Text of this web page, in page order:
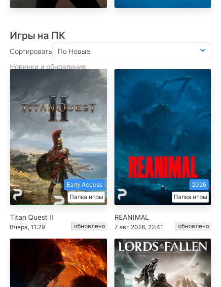
Игры на ПК
Новинки и обновления
Сортировать По Новые
Папка игры
Early Access
Titan Quest II
Вчера, 11:29 обновлено
Папка игры
2026
REANIMAL
7 авг 2026, 22:41 обновлено